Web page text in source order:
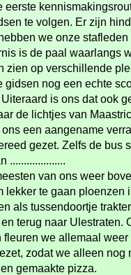
te volgen. Er zijn
we onze
is de paal waarlangs
zien op verschillende
nog een echte
is ons dat ook
de lichtjes van
een aangename
gezet. Zelfs de bus
....................
van ons weer
te gaan ploenzen
als tussendoortje
terug naar Ulestraten.
we allemaal
zodat we alleen nog
gemaakte pizza.